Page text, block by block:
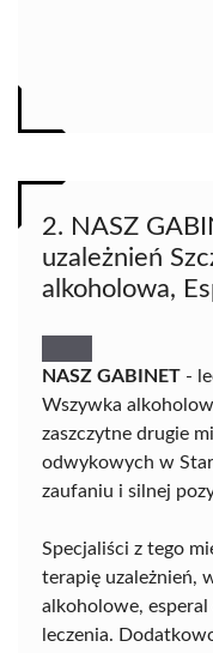
2. NASZ
uzależnień
alkoholowa,
NASZ GABINET -
Wszywka
zaszczytne drugie
odwykowych w
zaufaniu i silnej
Specjaliści z tego
terapię uzależnień,
alkoholowe,
leczenia.